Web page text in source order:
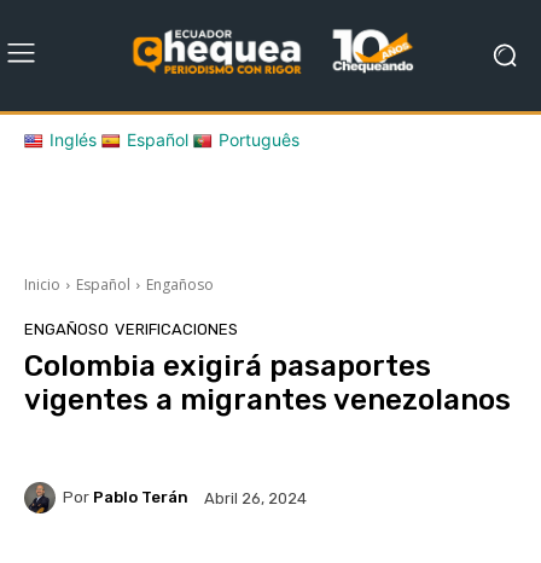
Inglés Español Português
Inicio Español Engañoso
ENGAÑOSO VERIFICACIONES
Colombia exigirá pasaportes
vigentes a migrantes venezolanos
Por Pablo Terán Abril 26, 2024